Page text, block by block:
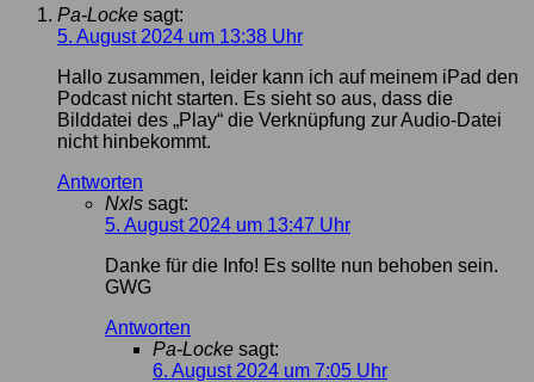
Pa-Locke sagt:
5. August 2024 um 13:38 Uhr
Hallo zusammen, leider kann ich auf meinem iPad den
Podcast nicht starten. Es sieht so aus, dass die
Bilddatei des „Play“ die Verknüpfung zur Audio-Datei
nicht hinbekommt.
Antworten
Nxls sagt:
5. August 2024 um 13:47 Uhr
Danke für die Info! Es sollte nun behoben sein.
GWG
Antworten
Pa-Locke sagt:
6. August 2024 um 7:05 Uhr